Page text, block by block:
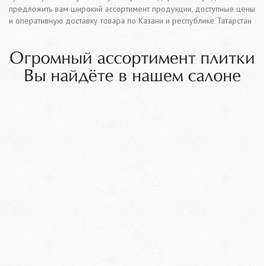
предложить вам широкий ассортимент продукции, доступные цены
и оперативную доставку товара по Казани и республике Татарстан
Огромный ассортимент плитки
Вы найдёте в нашем салоне